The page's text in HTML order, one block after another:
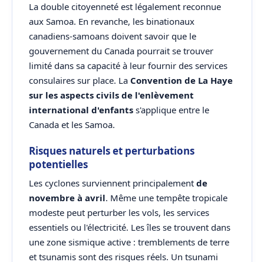
La double citoyenneté est légalement reconnue
aux Samoa. En revanche, les binationaux
canadiens-samoans doivent savoir que le
gouvernement du Canada pourrait se trouver
limité dans sa capacité à leur fournir des services
consulaires sur place. La Convention de La Haye
sur les aspects civils de l'enlèvement
international d'enfants s'applique entre le
Canada et les Samoa.
Risques naturels et perturbations
potentielles
Les cyclones surviennent principalement de
novembre à avril. Même une tempête tropicale
modeste peut perturber les vols, les services
essentiels ou l'électricité. Les îles se trouvent dans
une zone sismique active : tremblements de terre
et tsunamis sont des risques réels. Un tsunami